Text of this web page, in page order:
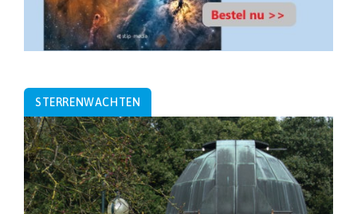
STERRENWACHTEN